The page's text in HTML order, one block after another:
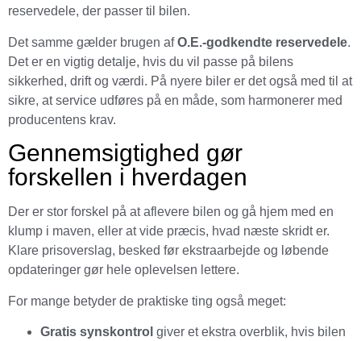
reservedele, der passer til bilen.
Det samme gælder brugen afO.E.-godkendte reservedele.
Det er en vigtig detalje, hvis du vil passe på bilens
sikkerhed, drift og værdi. På nyere biler er det også med til at
sikre, at service udføres på en måde, som harmonerer med
producentens krav.
Gennemsigtighed gør
forskellen i hverdagen
Der er stor forskel på at aflevere bilen og gå hjem med en
klump i maven, eller at vide præcis, hvad næste skridt er.
Klare prisoverslag, besked før ekstraarbejde og løbende
opdateringer gør hele oplevelsen lettere.
For mange betyder de praktiske ting også meget:
Gratis synskontrol giver et ekstra overblik, hvis bilen